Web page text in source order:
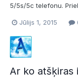
5/5s/5c telefonu.
domas - ko tieši man
lietotu iphone
Jūlijs 1, 2015
Ar ko atšķiras